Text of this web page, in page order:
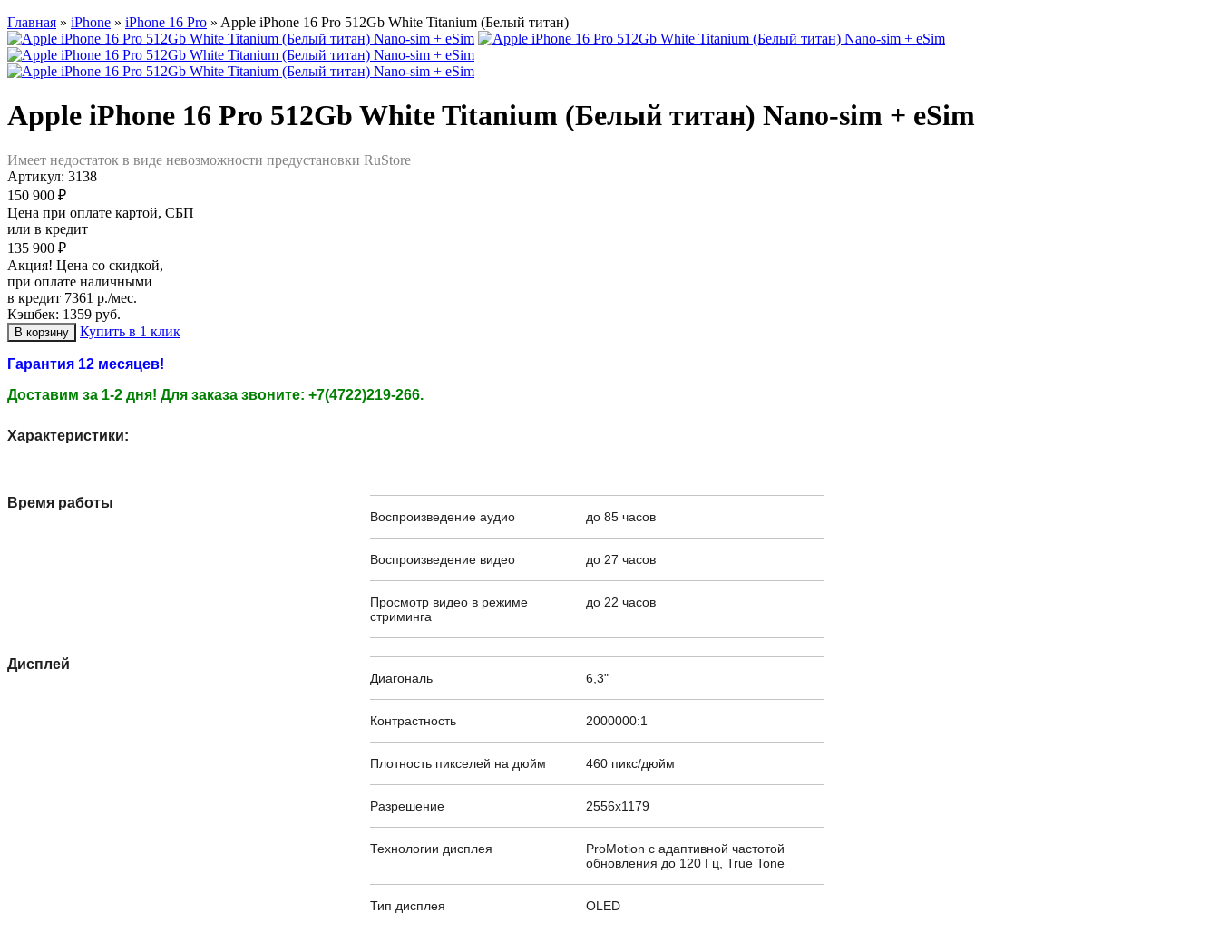
Главная » iPhone » iPhone 16 Pro » Apple iPhone 16 Pro 512Gb White Titanium (Белый титан)
Apple iPhone 16 Pro 512Gb White Titanium (Белый титан) Nano-sim + eSim
Имеет недостаток в виде невозможности предустановки RuStore
Артикул: 3138
150 900 ₽
Цена при оплате картой, СБП
или в кредит
135 900 ₽
Акция! Цена со скидкой,
при оплате наличными
в кредит 7361 р./мес.
Кэшбек: 1359 руб.
Купить в 1 клик
Гарантия 12 месяцев!
Доставим за 1-2 дня! Для заказа звоните: +7(4722)219-266.
Характеристики:
Время работы
Воспроизведение аудио до 85 часов
Воспроизведение видео до 27 часов
Просмотр видео в режиме
стриминга
до 22 часов
Дисплей
Диагональ 6,3"
Контрастность 2000000:1
Плотность пикселей на дюйм 460 пикс/дюйм
Разрешение 2556x1179
Технологии дисплея
ProMotion с адаптивной частотой
обновления до 120 Гц, True Tone
Тип дисплея OLED